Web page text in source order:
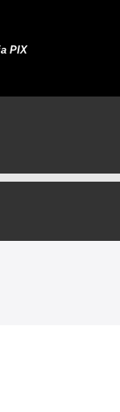
PIX